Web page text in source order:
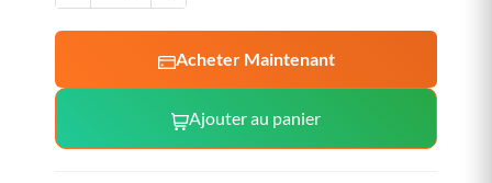
Acheter Maintenant
Ajouter au panier